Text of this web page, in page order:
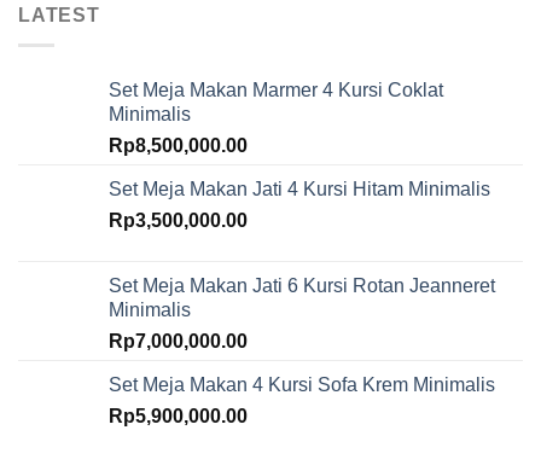
LATEST
Set Meja Makan Marmer 4 Kursi Coklat
Minimalis
Rp8,500,000.00
Set Meja Makan Jati 4 Kursi Hitam Minimalis
Rp3,500,000.00
Set Meja Makan Jati 6 Kursi Rotan Jeanneret
Minimalis
Rp7,000,000.00
Set Meja Makan 4 Kursi Sofa Krem Minimalis
Rp5,900,000.00